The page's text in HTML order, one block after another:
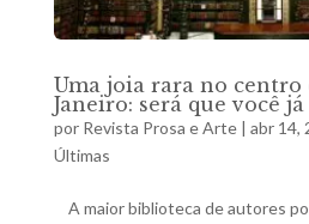
Uma joia rara no centro
Janeiro: será que você já
por Revista Prosa e Arte| abr 14,
Últimas
A maior biblioteca de autores